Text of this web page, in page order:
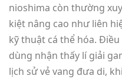
nioshima còn thường
kiệt nâng cao như liên
kỹ thuật cá thể hóa.
dùng nhận thấy lí giải
lịch sử vẻ vang đưa di,